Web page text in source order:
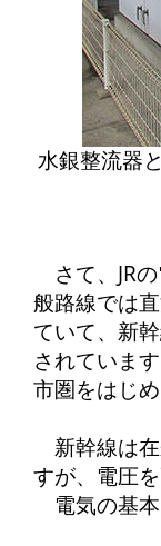
水銀整流器
さて、JR
般路線では
ていて、新
されていま
市圏をはじ
新幹線は
すが、電圧
電気の基